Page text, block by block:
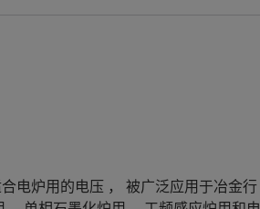
电炉用的电压 ， 被广泛应用于冶金行